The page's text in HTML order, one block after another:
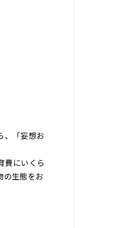
、「妄想お
費にいくら
の生態をお